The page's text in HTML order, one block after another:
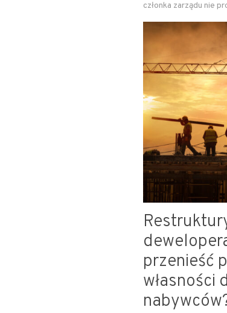
członka zarządu nie
przenieść
własności